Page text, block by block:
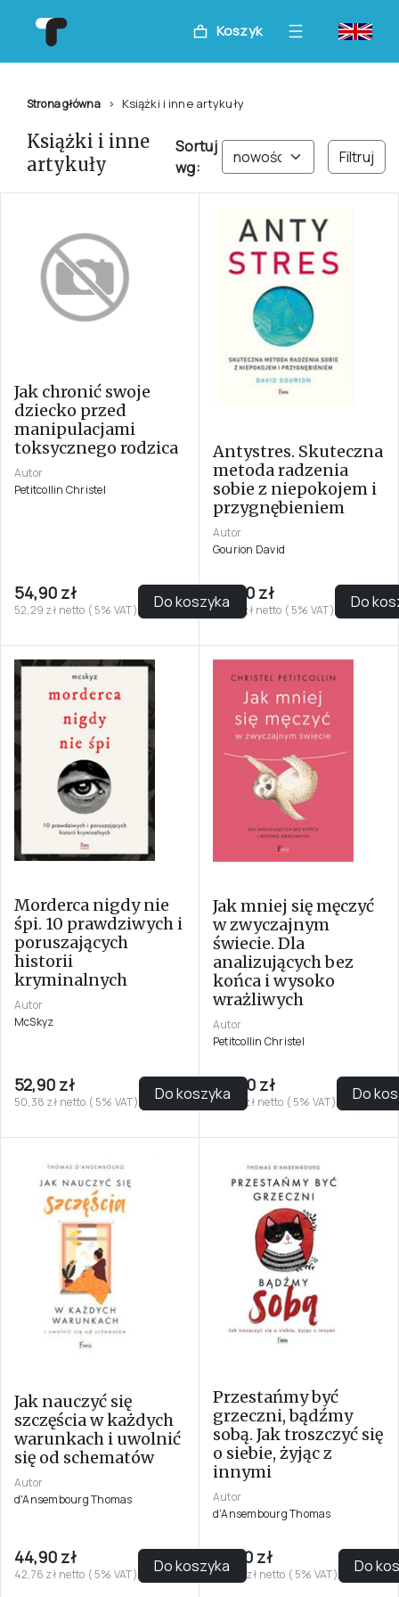
Koszyk
Strona główna Książki i inne artykuły
Książki i inne
artykuły
Sortuj
wg:
Filtruj
Jak chronić swoje
dziecko przed
manipulacjami
toksycznego rodzica
Autor
Petitcollin Christel
54,90 zł
52,29 zł netto ( 5% VAT) Do koszyka
Antystres. Skuteczna
metoda radzenia
sobie z niepokojem i
przygnębieniem
Autor
Gourion David
49,90 zł
47,52 zł netto ( 5% VAT) Do
Morderca nigdy nie
śpi. 10 prawdziwych i
poruszających
historii
kryminalnych
Autor
McSkyz
52,90 zł
50,38 zł netto ( 5% VAT) Do koszyka
Jak mniej się męczyć
w zwyczajnym
świecie. Dla
analizujących bez
końca i wysoko
wrażliwych
Autor
Petitcollin Christel
44,90 zł
42,76 zł netto ( 5% VAT) Do
Jak nauczyć się
szczęścia w każdych
warunkach i uwolnić
się od schematów
Autor
d'Ansembourg Thomas
44,90 zł
42,76 zł netto ( 5% VAT) Do koszyka
Przestańmy być
grzeczni, bądźmy
sobą. Jak troszczyć się
o siebie, żyjąc z
innymi
Autor
d'Ansembourg Thomas
39,90 zł
38,00 zł netto ( 5% VAT) Do